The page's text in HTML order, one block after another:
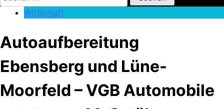
nach:
Wirtschaft
Autoaufbereitung
Ebensberg und Lüne-
Moorfeld – VGB Automobile